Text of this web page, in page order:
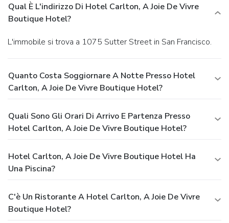
Qual È L'indirizzo Di Hotel Carlton, A Joie De Vivre
Boutique Hotel?
L'immobile si trova a 1075 Sutter Street in San Francisco.
Quanto Costa Soggiornare A Notte Presso Hotel
Carlton, A Joie De Vivre Boutique Hotel?
Quali Sono Gli Orari Di Arrivo E Partenza Presso
Hotel Carlton, A Joie De Vivre Boutique Hotel?
Hotel Carlton, A Joie De Vivre Boutique Hotel Ha
Una Piscina?
C'è Un Ristorante A Hotel Carlton, A Joie De Vivre
Boutique Hotel?